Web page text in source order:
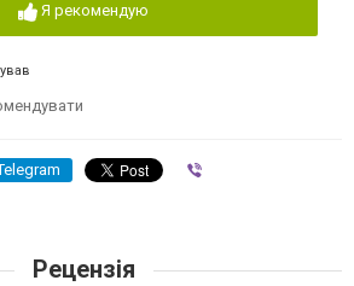
Я рекомендую
Рецензія